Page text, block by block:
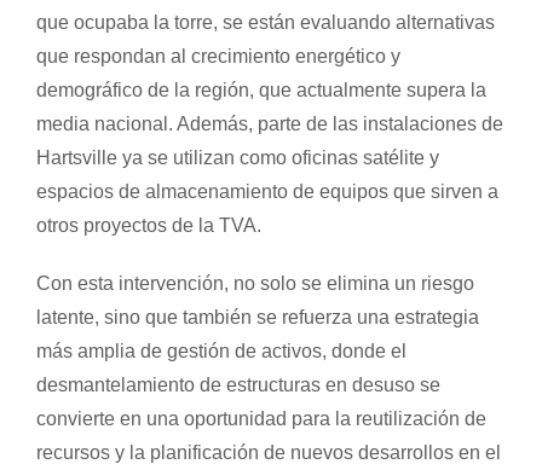
que ocupaba la torre, se están evaluando alternativas
que respondan al crecimiento energético y
demográfico de la región, que actualmente supera la
media nacional. Además, parte de las instalaciones de
Hartsville ya se utilizan como oficinas satélite y
espacios de almacenamiento de equipos que sirven a
otros proyectos de la TVA.
Con esta intervención, no solo se elimina un riesgo
latente, sino que también se refuerza una estrategia
más amplia de gestión de activos, donde el
desmantelamiento de estructuras en desuso se
convierte en una oportunidad para la reutilización de
recursos y la planificación de nuevos desarrollos en el